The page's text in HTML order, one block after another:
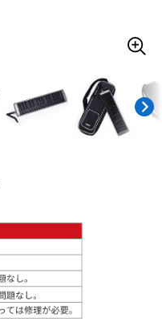
レコーディング機器
ヴィンテージ